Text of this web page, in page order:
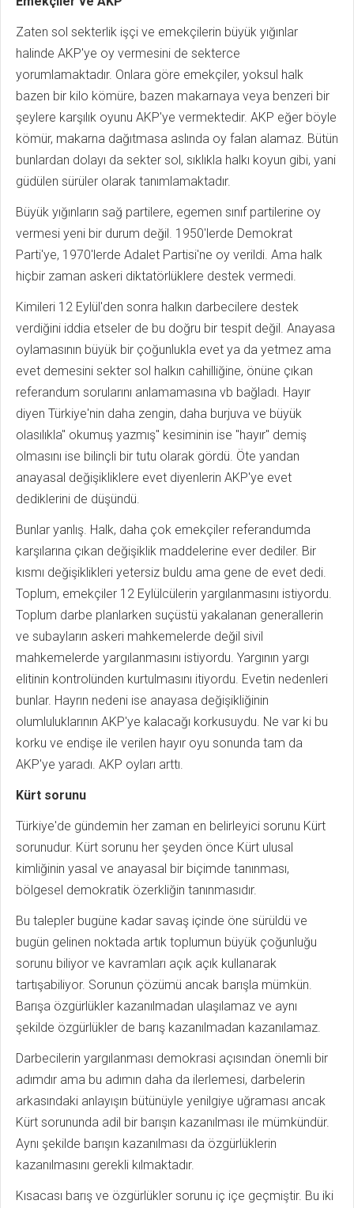
Zaten sol sekterlik işçi ve emekçilerin büyük yığınlar
halinde AKP'ye oy vermesini de sekterce
yorumlamaktadır. Onlara göre emekçiler, yoksul halk
bazen bir kilo kömüre, bazen makarnaya veya benzeri bir
şeylere karşılık oyunu AKP'ye vermektedir. AKP eğer böyle
kömür, makarna dağıtmasa aslında oy falan alamaz. Bütün
bunlardan dolayı da sekter sol, sıklıkla halkı koyun gibi, yani
güdülen sürüler olarak tanımlamaktadır.
Büyük yığınların sağ partilere, egemen sınıf partilerine oy
vermesi yeni bir durum değil. 1950'lerde Demokrat
Parti'ye, 1970'lerde Adalet Partisi'ne oy verildi. Ama halk
hiçbir zaman askeri diktatörlüklere destek vermedi.
Kimileri 12 Eylül'den sonra halkın darbecilere destek
verdiğini iddia etseler de bu doğru bir tespit değil. Anayasa
oylamasının büyük bir çoğunlukla evet ya da yetmez ama
evet demesini sekter sol halkın cahilliğine, önüne çıkan
referandum sorularını anlamamasına vb bağladı. Hayır
diyen Türkiye'nin daha zengin, daha burjuva ve büyük
olasılıkla" okumuş yazmış" kesiminin ise "hayır" demiş
olmasını ise bilinçli bir tutu olarak gördü. Öte yandan
anayasal değişikliklere evet diyenlerin AKP'ye evet
dediklerini de düşündü.
Bunlar yanlış. Halk, daha çok emekçiler referandumda
karşılarına çıkan değişiklik maddelerine ever dediler. Bir
kısmı değişiklikleri yetersiz buldu ama gene de evet dedi.
Toplum, emekçiler 12 Eylülcülerin yargılanmasını istiyordu.
Toplum darbe planlarken suçüstü yakalanan generallerin
ve subayların askeri mahkemelerde değil sivil
mahkemelerde yargılanmasını istiyordu. Yargının yargı
elitinin kontrolünden kurtulmasını itiyordu. Evetin nedenleri
bunlar. Hayrın nedeni ise anayasa değişikliğinin
olumluluklarının AKP'ye kalacağı korkusuydu. Ne var ki bu
korku ve endişe ile verilen hayır oyu sonunda tam da
AKP'ye yaradı. AKP oyları arttı.
Kürt sorunu
Türkiye'de gündemin her zaman en belirleyici sorunu Kürt
sorunudur. Kürt sorunu her şeyden önce Kürt ulusal
kimliğinin yasal ve anayasal bir biçimde tanınması,
bölgesel demokratik özerkliğin tanınmasıdır.
Bu talepler bugüne kadar savaş içinde öne sürüldü ve
bugün gelinen noktada artık toplumun büyük çoğunluğu
sorunu biliyor ve kavramları açık açık kullanarak
tartışabiliyor. Sorunun çözümü ancak barışla mümkün.
Barışa özgürlükler kazanılmadan ulaşılamaz ve aynı
şekilde özgürlükler de barış kazanılmadan kazanılamaz.
Darbecilerin yargılanması demokrasi açısından önemli bir
adımdır ama bu adımın daha da ilerlemesi, darbelerin
arkasındaki anlayışın bütünüyle yenilgiye uğraması ancak
Kürt sorununda adil bir barışın kazanılması ile mümkündür.
Aynı şekilde barışın kazanılması da özgürlüklerin
kazanılmasını gerekli kılmaktadır.
Kısacası barış ve özgürlükler sorunu iç içe geçmiştir. Bu iki